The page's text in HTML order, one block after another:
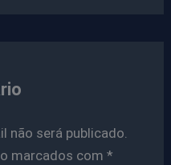
não será publicado.
marcados com *